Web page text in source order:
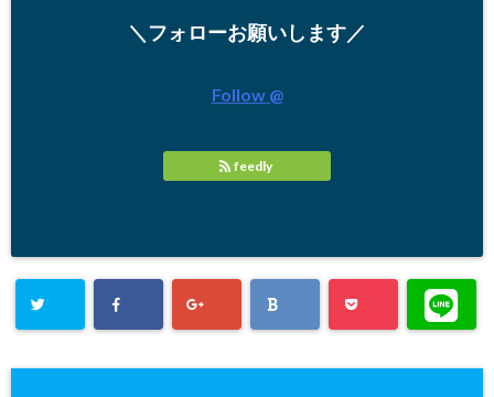
＼フォローお願いします／
Follow @
feedly